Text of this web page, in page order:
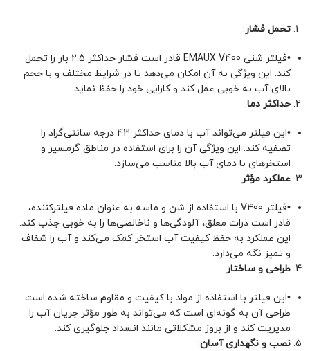
تحمل فشار:
•
فیلتر شنی EMAUX V400 قادر است فشار حداکثر 2.5 بار را تحمل
کند. این ویژگی به آن امکان می‌دهد تا در شرایط مختلف و با حجم
بالای آب به خوبی عمل کند و کارایی خود را حفظ نماید.
حداکثر دما:
•
این فیلتر می‌تواند آب با دمای حداکثر 43 درجه سانتی‌گراد را
تصفیه کند. این ویژگی آن را برای استفاده در مناطق گرمسیر و
استخرهای با دمای آب بالا مناسب می‌سازد.
عملکرد مؤثر:
•
فیلتر V400 با استفاده از شن و ماسه به عنوان ماده فیلترکننده،
قادر است ذرات معلق، آلودگی‌ها و ناخالصی‌ها را به خوبی جذب کند.
این عملکرد به حفظ کیفیت آب استخر کمک می‌کند و آب را شفاف
و تمیز نگه می‌دارد.
طراحی و ساختار:
•این فیلتر با استفاده از مواد با کیفیت و مقاوم ساخته شده است.
طراحی آن به گونه‌ای است که می‌تواند به طور مؤثر جریان آب را
مدیریت کند و از بروز مشکلاتی مانند انسداد جلوگیری کند.
نصب و نگهداری آسان: